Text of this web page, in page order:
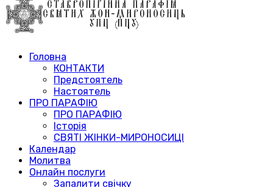
Головна
КОНТАКТИ
Предстоятель
Настоятель
ПРО ПАРАФІЮ
ПРО ПАРАФІЮ
Історія
СВЯТІ ЖІНКИ-МИРОНОСИЦІ
Календар
Молитва
Онлайн послуги
Запалити свічку